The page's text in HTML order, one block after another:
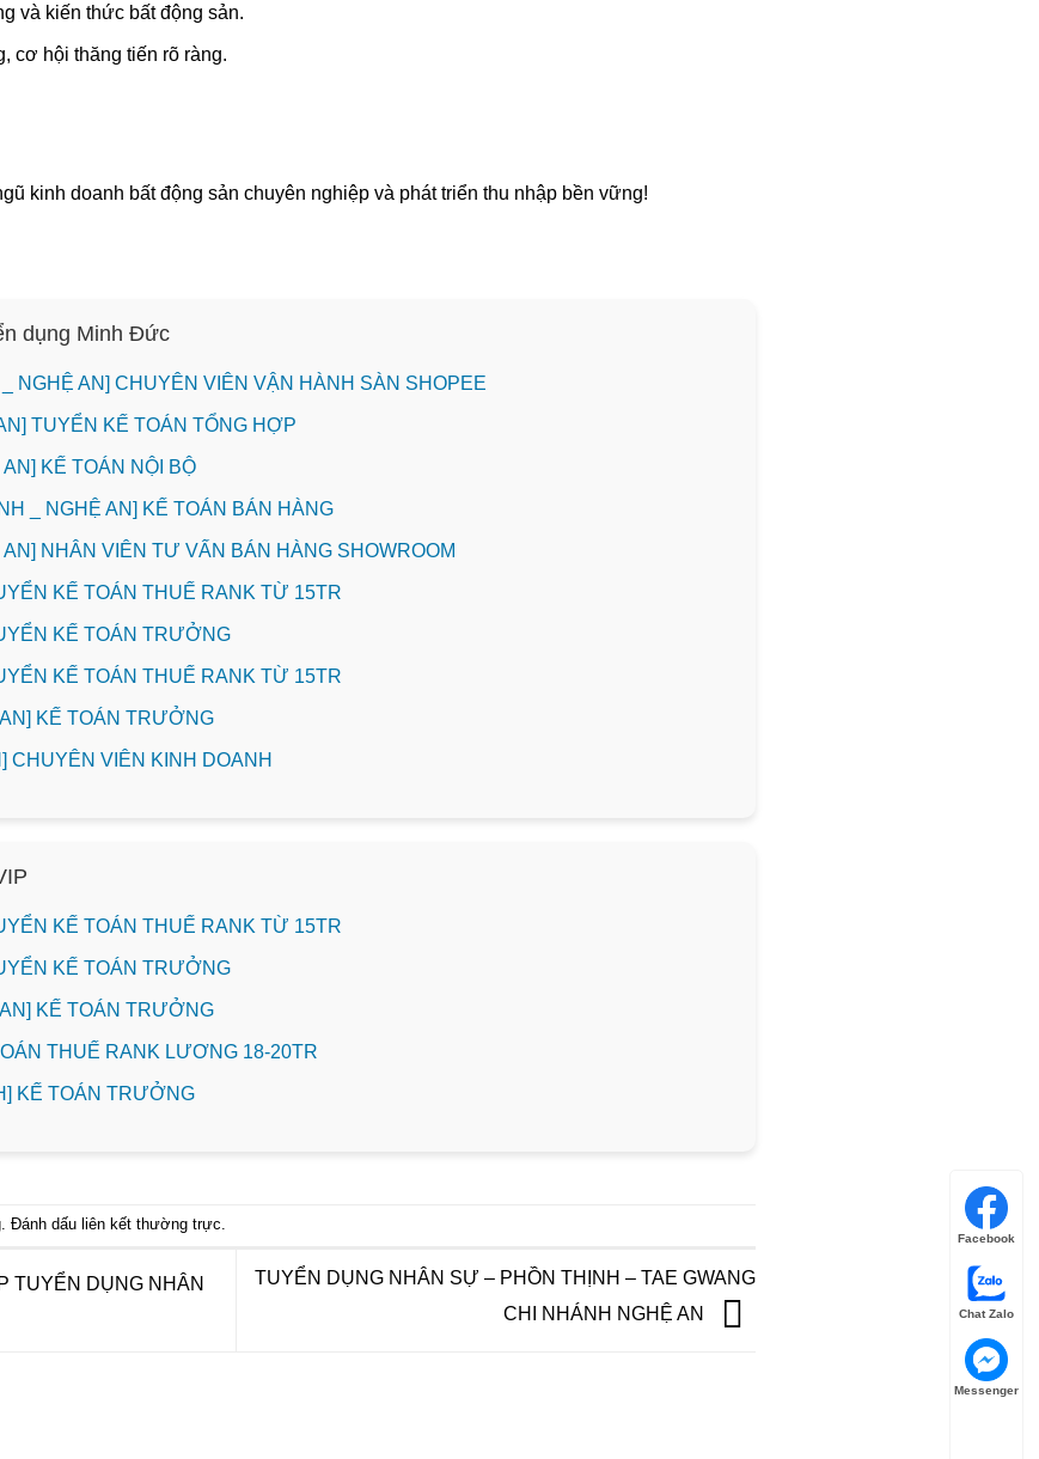
và kiến thức bất động sản.
cơ hội thăng tiến rõ ràng.
kinh doanh bất động sản chuyên nghiệp và phát triển thu nhập bền vững!
dụng Minh Đức
NGHỆ AN] CHUYÊN VIÊN VẬN HÀNH SÀN SHOPEE
TUYỂN KẾ TOÁN TỔNG HỢP
KẾ TOÁN NỘI BỘ
_ NGHỆ AN] KẾ TOÁN BÁN HÀNG
NHÂN VIÊN TƯ VẤN BÁN HÀNG SHOWROOM
KẾ TOÁN THUẾ RANK TỪ 15TR
KẾ TOÁN TRƯỞNG
KẾ TOÁN THUẾ RANK TỪ 15TR
KẾ TOÁN TRƯỞNG
CHUYÊN VIÊN KINH DOANH
KẾ TOÁN THUẾ RANK TỪ 15TR
KẾ TOÁN TRƯỞNG
KẾ TOÁN TRƯỞNG
THUẾ RANK LƯƠNG 18-20TR
KẾ TOÁN TRƯỞNG
. Đánh dấu liên kết thường trực.
TUYỂN DỤNG NHÂN
TUYỂN DỤNG NHÂN SỰ – PHỒN THỊNH – TAE GWANG
CHI NHÁNH NGHỆ AN
Facebook
Chat Zalo
Messenger